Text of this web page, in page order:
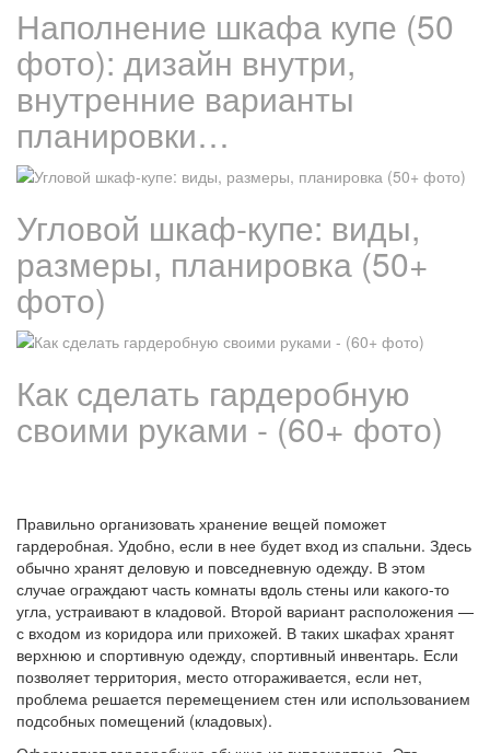
Наполнение шкафа купе (50
фото): дизайн внутри,
внутренние варианты
планировки…
Угловой шкаф-купе: виды,
размеры, планировка (50+
фото)
Как сделать гардеробную
своими руками - (60+ фото)
Правильно организовать хранение вещей поможет
гардеробная. Удобно, если в нее будет вход из спальни. Здесь
обычно хранят деловую и повседневную одежду. В этом
случае ограждают часть комнаты вдоль стены или какого-то
угла, устраивают в кладовой. Второй вариант расположения —
с входом из коридора или прихожей. В таких шкафах хранят
верхнюю и спортивную одежду, спортивный инвентарь. Если
позволяет территория, место отгораживается, если нет,
проблема решается перемещением стен или использованием
подсобных помещений (кладовых).